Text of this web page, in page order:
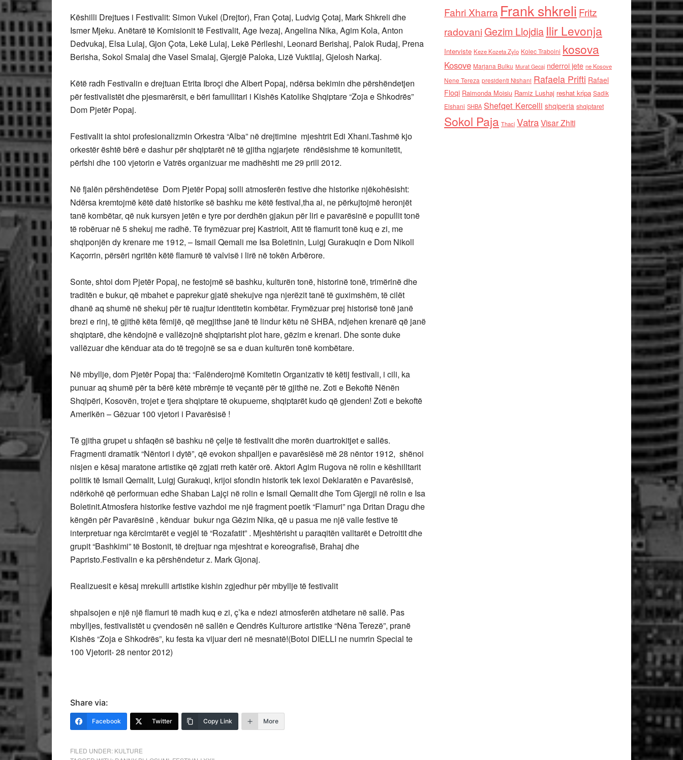
Këshilli Drejtues i Festivalit: Simon Vukel (Drejtor), Fran Çotaj, Ludvig Çotaj, Mark Shkreli dhe
Ismer Mjeku. Anëtarë të Komisionit të Festivalit, Age Ivezaj, Angelina Nika, Agim Kola, Anton
Dedvukaj, Elsa Lulaj, Gjon Çota, Lekë Lulaj, Lekë Përlleshi, Leonard Berishaj, Palok Rudaj, Prena
Berisha, Sokol Smalaj dhe Vasel Smalaj, Gjergjë Paloka, Lizë Vuktilaj, Gjelosh Narkaj.
Këtë radh Festivalin e drejtuan Etrita Ibroçi dhe Albert Popaj, ndërsa bekimin dhe përshëndetjen
për festivalistët dhe pjesmarërsit, e bëri famullitari i Kishës Katolike Shqiptare “Zoja e Shkodrës”
Dom Pjetër Popaj.
Festivalit ia shtoi profesionalizmin Orkestra “Alba” në drejtimine mjeshtrit Edi Xhani.Tashmë kjo
orkestër është bërë e dashur për shqiptarët në të gjitha ngjarjete rëndësishme të komunitetit,
përfshi dhe 100 vjetorin e Vatrës organizuar me madhështi me 29 prill 2012.
Në fjalën përshëndetëse Dom Pjetër Popaj solli atmosferën festive dhe historike njëkohësisht:
Ndërsa kremtojmë këtë datë historike së bashku me këtë festival,tha ai, ne përkujtojmë heronjët
tanë kombëtar, që nuk kursyen jetën e tyre por derdhën gjakun për liri e pavarësinë e popullit tonë
të robëruar në 5 shekuj me radhë. Të frymëzuar prej Kastrioit, Atit të flamurit tonë kuq e zi, me
shqiponjën dy krenare me 1912, – Ismail Qemali me Isa Boletinin, Luigj Gurakuqin e Dom Nikoll
Kaçorrin, përsëri ngritën këtë flamurë të valvisë i lirë në tokën Arbërore.
Sonte, shtoi dom Pjetër Popaj, ne festojmë së bashku, kulturën tonë, historinë tonë, trimërinë dhe
traditën e bukur, që mbahet e paprekur gjatë shekujve nga njerëzit tanë të guximshëm, të cilët
dhanë aq shumë në shekuj për të ruajtur identitetin kombëtar. Frymëzuar prej historisë tonë janë
brezi e rinj, të gjithë këta fëmijë, që megjithse janë të lindur këtu në SHBA, ndjehen krenarë që janë
shqiptarë, dhe këndojnë e vallëzojnë shqiptarisht plot hare, gëzim e krenari. Dhe sonte duke
vallëzuar dhe kënduar ata do të tregojnë se sa e duan kulturën tonë kombëtare.
Në mbyllje, dom Pjetër Popaj tha: “Falënderojmë Komitetin Organizativ të këtij festivali, i cili, ka
punuar aq shumë për ta bërë këtë mbrëmje të veçantë për të gjithë ne. Zoti e Bekoftë Nënën
Shqipëri, Kosovën, trojet e tjera shqiptare të okupueme, shqiptarët kudo që gjenden! Zoti e bekoftë
Amerikën – Gëzuar 100 vjetori i Pavarësisë !
Të gjitha grupet u shfaqën së bashku në çelje të festivalit dhe morën duartrokitjet e sallës.
Fragmenti dramatik “Nëntori i dytë”, që evokon shpalljen e pavarësiësë më 28 nëntor 1912, shënoi
nisjen e kësaj maratone artistike që zgjati rreth katër orë. Aktori Agim Rugova në rolin e këshilltarit
politik të Ismail Qemalit, Luigj Gurakuqi, krijoi sfondin historik tek lexoi Deklaratën e Pavarësisë,
ndërkohë që performuan edhe Shaban Lajçi në rolin e Ismail Qemalit dhe Tom Gjergji në rolin e Isa
Boletinit.Atmosfera historike festive vazhdoi me një fragment poetik “Flamuri” nga Dritan Dragu dhe
këngën për Pavarësinë , kënduar bukur nga Gëzim Nika, që u pasua me një valle festive të
interpretuar nga kërcimtarët e vegjël të “Rozafatit” . Mjeshtërisht u paraqitën valltarët e Detroitit dhe
grupit “Bashkimi” të Bostonit, të drejtuar nga mjeshtrat e koreografisë, Brahaj dhe
Papristo.Festivalin e ka përshëndetur z. Mark Gjonaj.
Realizuesit e kësaj mrekulli artistike kishin zgjedhur për mbyllje të festivalit
shpalsojen e një një flamuri të madh kuq e zi, ç’ka e ndezi atmosferën atdhetare në sallë. Pas
mbylljes, festivalistët u çvendosën në sallën e Qendrës Kulturore artistike “Nëna Terezë”, pranë
Kishës “Zoja e Shkodrës”, ku festa ka vijuar deri në mesnatë!(Botoi DIELLI ne numrin Special te
100 Vjetorit- 28 nentor 2012)
Share via:
Facebook Twitter Copy Link More
FILED UNDER: KULTURE
Fahri Xharra Frank shkreli Fritz
radovaniGezim Llojdia Ilir Levonja
Interviste Keze Kozeta Zylo Kolec Traboini kosova
Kosove Marjana Bulku Murat Gecaj nderroi jete ne Kosove
Nene Tereza presidenti Nishani Rafaela Prifti Rafael
Floqi Raimonda Moisiu Ramiz Lushaj reshat kripa Sadik
Elshani SHBA Shefqet Kercelli shqiperia shqiptaret
Sokol Paja Thaci VatraVisar Zhiti